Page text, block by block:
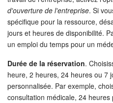
d'ouverture de l'entreprise. Si
spécifique pour la ressource,
jours et heures de disponibilité.
un emploi du temps pour un
Durée de la réservation.
heure, 2 heures, 24 heures ou 7
personnalisée. Par exemple,
consultation médicale, 24